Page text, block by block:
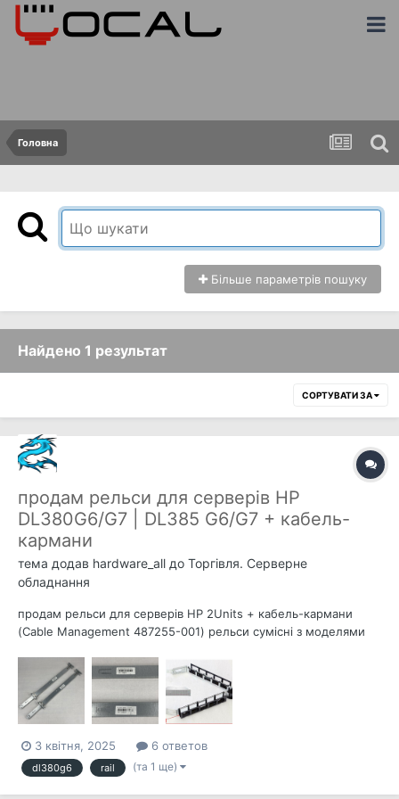
Головна
Більше параметрів пошуку
Найдено 1 результат
СОРТУВАТИ ЗА
продам рельси для серверів HP
DL380G6/G7 | DL385 G6/G7 + кабель-
кармани
тема додав hardware_all до Торгівля. Серверне
обладнання
продам рельси для серверів HP 2Units + кабель-кармани
(Cable Management 487255-001) рельси сумісні з моделями
p/n 574898-001 рельси (p/n 574898-001) = 700грн кабель-
кармани (Cable Management 487255-001) = 3...
3 квітня, 2025 6 ответов
dl380g6 rail (та 1 ще)